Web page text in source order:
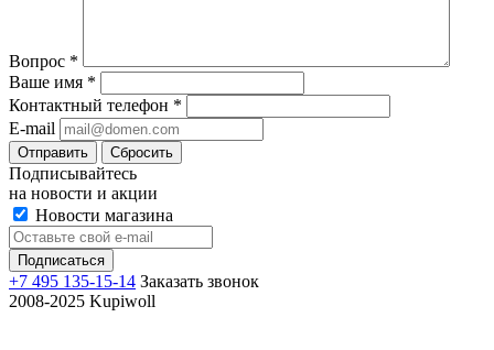
Вопрос *
Ваше имя *
Контактный телефон *
E-mail
Отправить Сбросить
Подписывайтесь
на новости и акции
Новости магазина
+7 495 135-15-14 Заказать звонок
2008-2025 Kupiwoll